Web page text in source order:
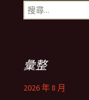
搜
尋
彙整
2026 年 8 月